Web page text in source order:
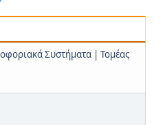
Συστήματα | Τομέας